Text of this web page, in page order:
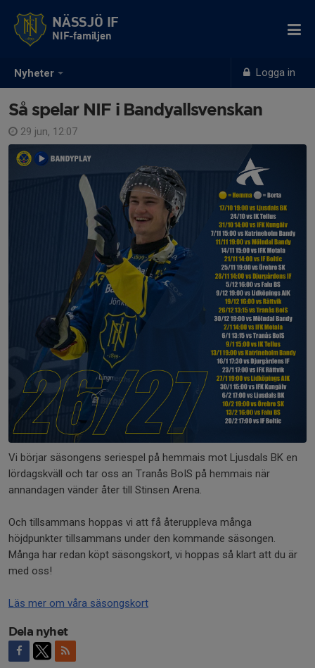
Nyheter Logga in
NÄSSJÖ IF
NIF-familjen
Så spelar NIF i Bandyallsvenskan
29 jun, 12:07
Vi börjar säsongens seriespel på hemmais mot Ljusdals BK en
lördagskväll och tar oss an Tranås BoIS på hemmais när
annandagen vänder åter till Stinsen Arena.
Och tillsammans hoppas vi att få återuppleva många
höjdpunkter tillsammans under den kommande säsongen.
Många har redan köpt säsongskort, vi hoppas så klart att du är
med oss!
Läs mer om våra säsongskort
Dela nyhet